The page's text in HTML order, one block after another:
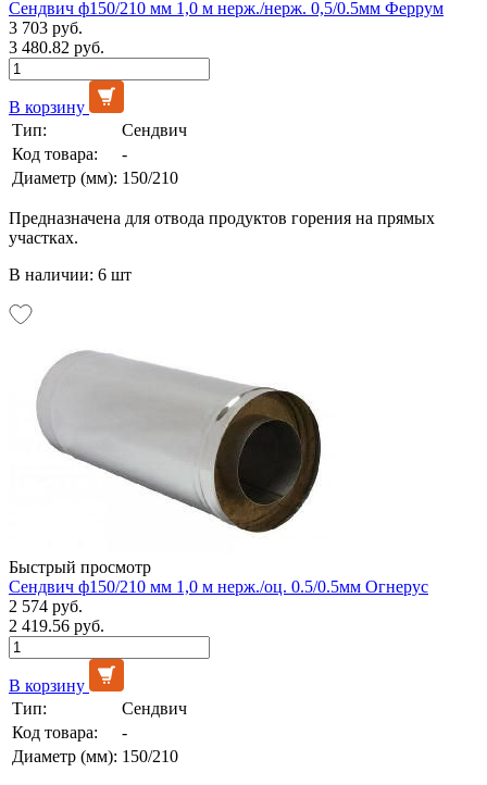
Сендвич ф150/210 мм 1,0 м нерж./нерж. 0,5/0.5мм Феррум
3 703 руб.
3 480.82 руб.
В корзину
Тип:
Сендвич
Код товара:
-
Диаметр (мм): 150/210
Предназначена для отвода продуктов горения на прямых
участках.
В наличии: 6 шт
Быстрый просмотр
Сендвич ф150/210 мм 1,0 м нерж./оц. 0.5/0.5мм Огнерус
2 574 руб.
2 419.56 руб.
В корзину
Тип:
Сендвич
Код товара:
-
Диаметр (мм): 150/210